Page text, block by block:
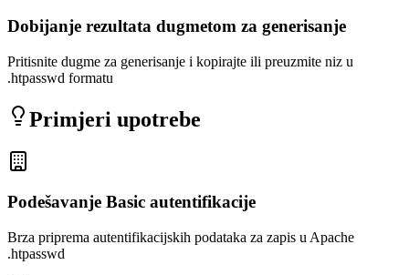
Dobijanje rezultata dugmetom za generisanje
Pritisnite dugme za generisanje i kopirajte ili preuzmite niz u
.htpasswd formatu
Primjeri upotrebe
Podešavanje Basic autentifikacije
Brza priprema autentifikacijskih podataka za zapis u Apache
.htpasswd